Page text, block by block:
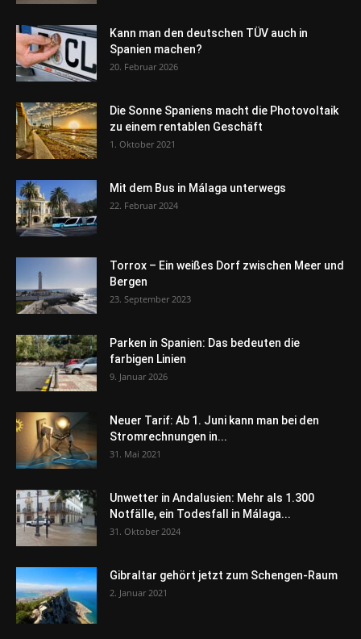
Kann man den deutschen TÜV auch in
Spanien machen?
20. Februar 2026
Die Sonne Spaniens macht die Photovoltaik
zu einem rentablen Geschäft
1. Oktober 2021
Mit dem Bus in Málaga unterwegs
22. Februar 2024
Torrox – Ein weißes Dorf zwischen Meer und
Bergen
23. September 2023
Parken in Spanien: Das bedeuten die
farbigen Linien
9. Januar 2026
Neuer Tarif: Ab 1. Juni kann man bei den
Stromrechnungen in...
31. Mai 2021
Unwetter in Andalusien: Mehr als 1.300
Notfälle, ein Todesfall in Málaga...
31. Oktober 2024
Gibraltar gehört jetzt zum Schengen-Raum
2. Januar 2021